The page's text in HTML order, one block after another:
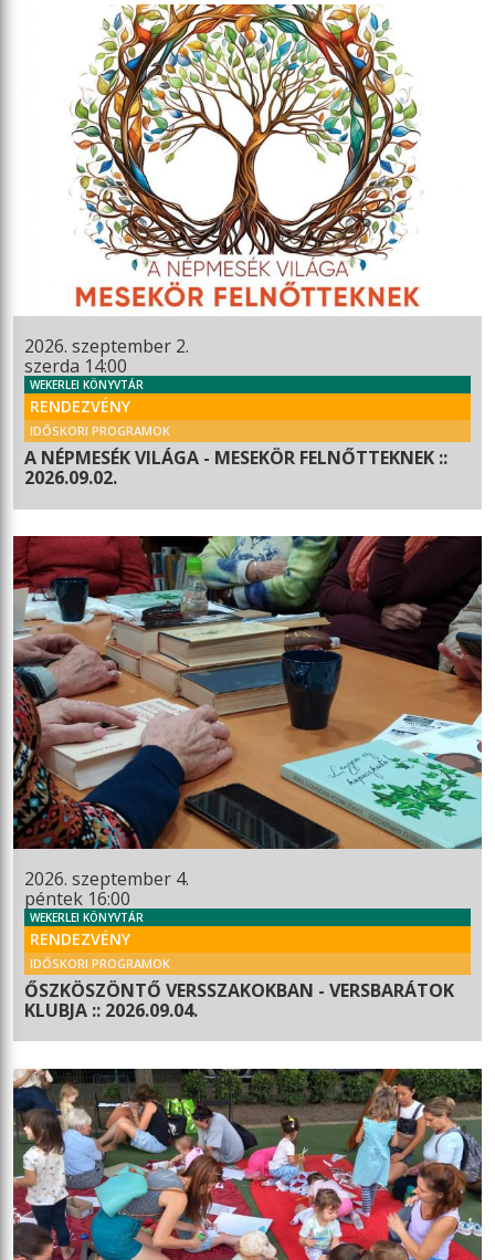
2026. szeptember 2.
szerda 14:00
WEKERLEI KÖNYVTÁR
RENDEZVÉNY
IDŐSKORI PROGRAMOK
A NÉPMESÉK VILÁGA - MESEKÖR FELNŐTTEKNEK ::
2026.09.02.
2026. szeptember 4.
péntek 16:00
WEKERLEI KÖNYVTÁR
RENDEZVÉNY
IDŐSKORI PROGRAMOK
ŐSZKÖSZÖNTŐ VERSSZAKOKBAN - VERSBARÁTOK
KLUBJA :: 2026.09.04.